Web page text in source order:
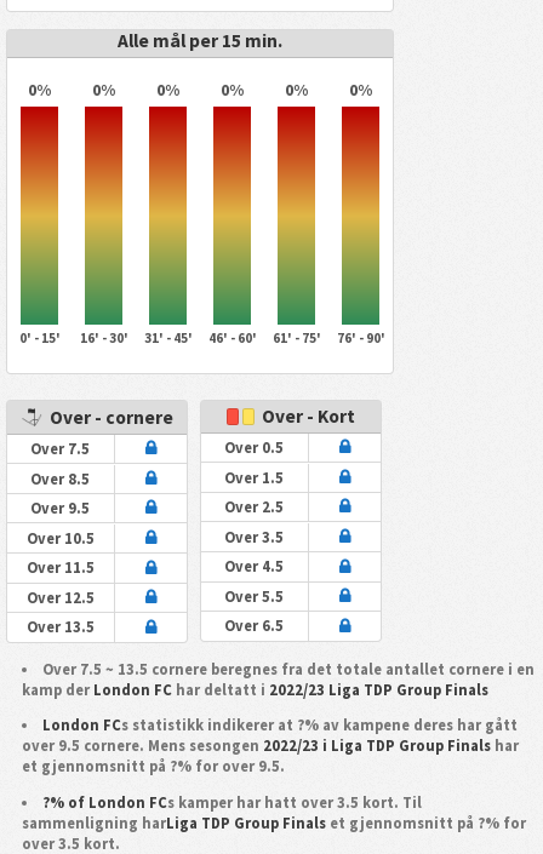
Alle mål per 15 min.
0% 0% 0% 0% 0% 0%
0' - 15' 16' - 30' 31' - 45' 46' - 60' 61' - 75' 76' - 90'
Over - cornere
Over 7.5
Over 8.5
Over 9.5
Over 10.5
Over 11.5
Over 12.5
Over 13.5
Over - Kort
Over 0.5
Over 1.5
Over 2.5
Over 3.5
Over 4.5
Over 5.5
Over 6.5
Over 7.5 ~ 13.5 cornere beregnes fra det totale antallet cornere i en
kamp der London FChar deltatt i 2022/23 Liga TDP Group Finals
London FCs statistikk indikerer at ?% av kampene deres har gått
over 9.5 cornere. Mens sesongen 2022/23 i Liga TDP Group Finalshar
et gjennomsnitt på ?% for over 9.5.
?% of London FCs kamper har hatt over 3.5 kort. Til
sammenligning harLiga TDP Group Finalset gjennomsnitt på ?% for
over 3.5 kort.